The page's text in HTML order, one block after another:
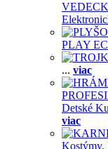
PLAY
... viac
Detské
viac
Kostýmy,